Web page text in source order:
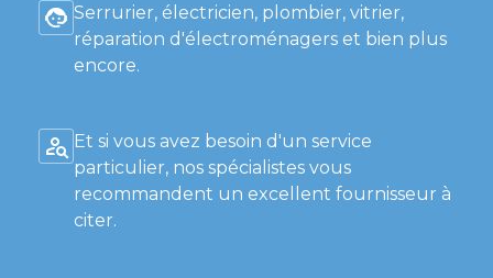
Serrurier, électricien, plombier, vitrier,
réparation d'électroménagers et bien plus
encore.
Et si vous avez besoin d'un service
particulier, nos spécialistes vous
recommandent un excellent fournisseur à
citer.